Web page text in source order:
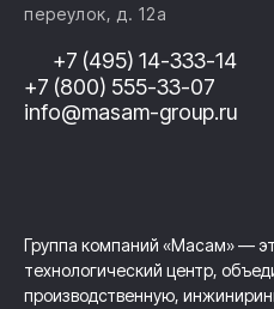
переулок, д. 12а
+7 (495) 14-333-14
+7 (800) 555-33-07
info@masam-group.ru
Группа компаний «Масам» —
технологический центр,
производственную,